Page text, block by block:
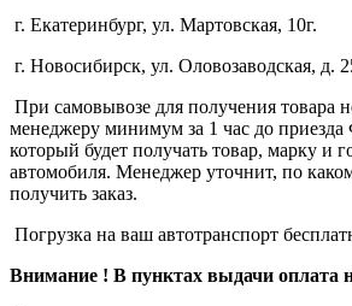
г. Екатеринбург, ул. Мартовская, 10г.
г. Новосибирск, ул. Оловозаводская, д.
При самовывозе для получения товара
менеджеру минимум за 1 час до
который будет получать товар, марку и
автомобиля. Менеджер уточнит, по
получить заказ.
Погрузка на ваш автотранспорт
Внимание ! В пунктах выдачи оплата